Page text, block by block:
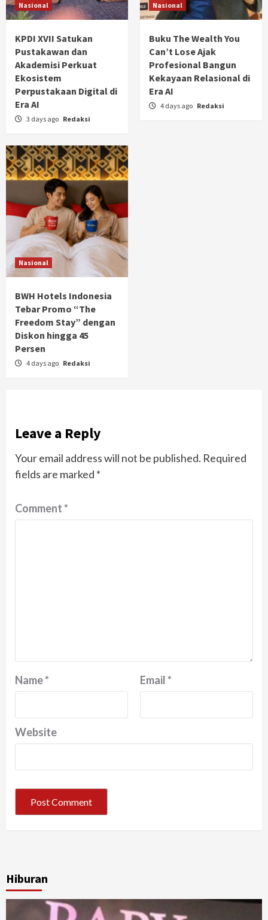
Nasional
KPDI XVII Satukan
Pustakawan dan
Akademisi Perkuat
Ekosistem
Perpustakaan Digital di
Era AI
3 days ago Redaksi
Nasional
Buku The Wealth You
Can’t Lose Ajak
Profesional Bangun
Kekayaan Relasional di
Era AI
4 days ago Redaksi
Nasional
BWH Hotels Indonesia
Tebar Promo “The
Freedom Stay” dengan
Diskon hingga 45
Persen
4 days ago Redaksi
Leave a Reply
Your email address will not be published. Required
fields are marked *
Comment*
Name* Email*
Website
Hiburan